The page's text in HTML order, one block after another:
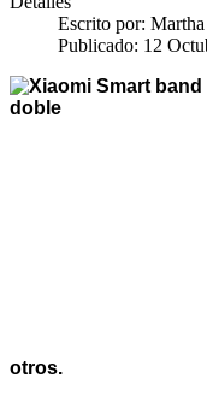
Escrito por:
Publicado: 12
otros.